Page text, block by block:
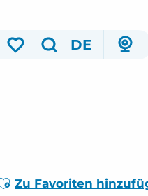
DE
aux favoris
Zu Favoriten